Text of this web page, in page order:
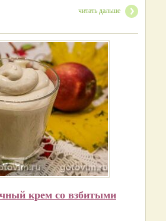
читать дальше
крем со взбитыми